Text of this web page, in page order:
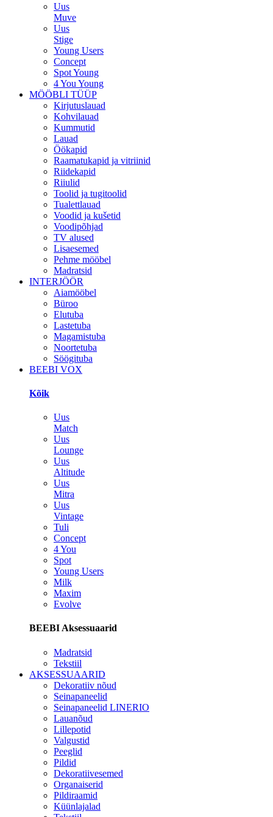
Uus
Muve
Uus
Stige
Young Users
Concept
Spot Young
4 You Young
MÖÖBLI TÜÜP
Kirjutuslauad
Kohvilauad
Kummutid
Lauad
Öökapid
Raamatukapid ja vitriinid
Riidekapid
Riiulid
Toolid ja tugitoolid
Tualettlauad
Voodid ja kušetid
Voodipõhjad
TV alused
Lisaesemed
Pehme mööbel
Madratsid
INTERJÖÖR
Aiamööbel
Büroo
Elutuba
Lastetuba
Magamistuba
Noortetuba
Söögituba
BEEBI VOX
Kõik
Uus
Match
Uus
Lounge
Uus
Altitude
Uus
Mitra
Uus
Vintage
Tuli
Concept
4 You
Spot
Young Users
Milk
Maxim
Evolve
BEEBI Aksessuaarid
Madratsid
Tekstiil
AKSESSUAARID
Dekoratiiv nõud
Seinapaneelid
Seinapaneelid LINERIO
Lauanõud
Lillepotid
Valgustid
Peeglid
Pildid
Dekoratiivesemed
Organaiserid
Pildiraamid
Küünlajalad